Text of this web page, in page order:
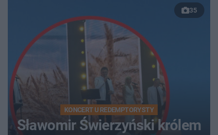
35
KONCERT U REDEMPTORYSTY
Sławomir Świerzyński królem